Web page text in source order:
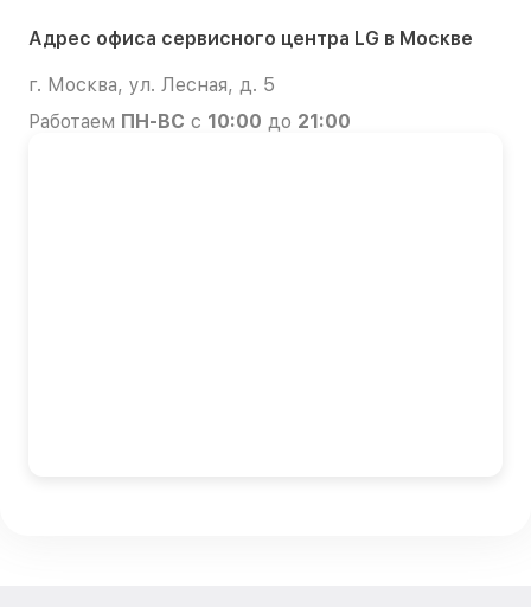
Адрес офиса сервисного центра LG в Москве
г. Москва, ул. Лесная, д. 5
Работаем ПН-ВС с 10:00 до 21:00